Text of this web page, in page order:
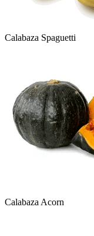
Calabaza Spaguetti
Calabaza Acorn